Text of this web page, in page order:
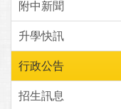
附中新聞
升學快訊
行政公告
招生訊息